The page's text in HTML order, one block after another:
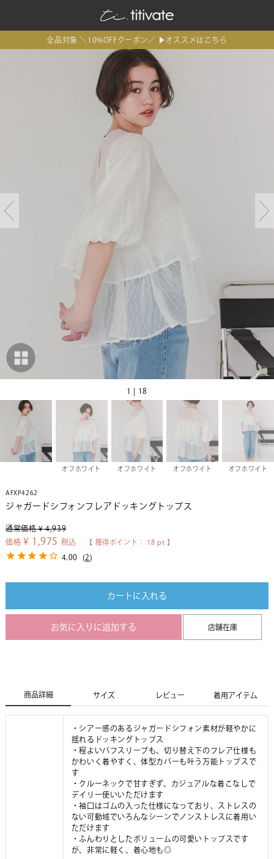
全品対象 ＼10%OFFクーポン／ ▶オススメはこちら
1 | 18
オフホワイト オフホワイト オフホワイト オフホワイト
AFXP4262
ジャガードシフォンフレアドッキングトップス
通常価格 ¥ 4,939
価格 ¥ 1,975 税込 【 獲得ポイント： 18 pt 】
4.00 (2)
カートに入れる
お気に入りに追加する 店舗在庫
商品詳細 サイズ レビュー 着用アイテム
・シアー感のあるジャガードシフォン素材が軽やかに
揺れるドッキングトップス
・程よいパフスリーブも、切り替え下のフレア仕様も
かわいく着やすく、体型カバーも叶う万能トップスで
す
・クルーネックで甘すぎず、カジュアルな着こなしで
デイリー使いいただけます
・袖口はゴムの入った仕様になっており、ストレスの
ない可動域でいろんなシーンでノンストレスに着用い
ただけます
・ふんわりとしたボリュームの可愛いトップスです
が、非常に軽く、着心地も◎